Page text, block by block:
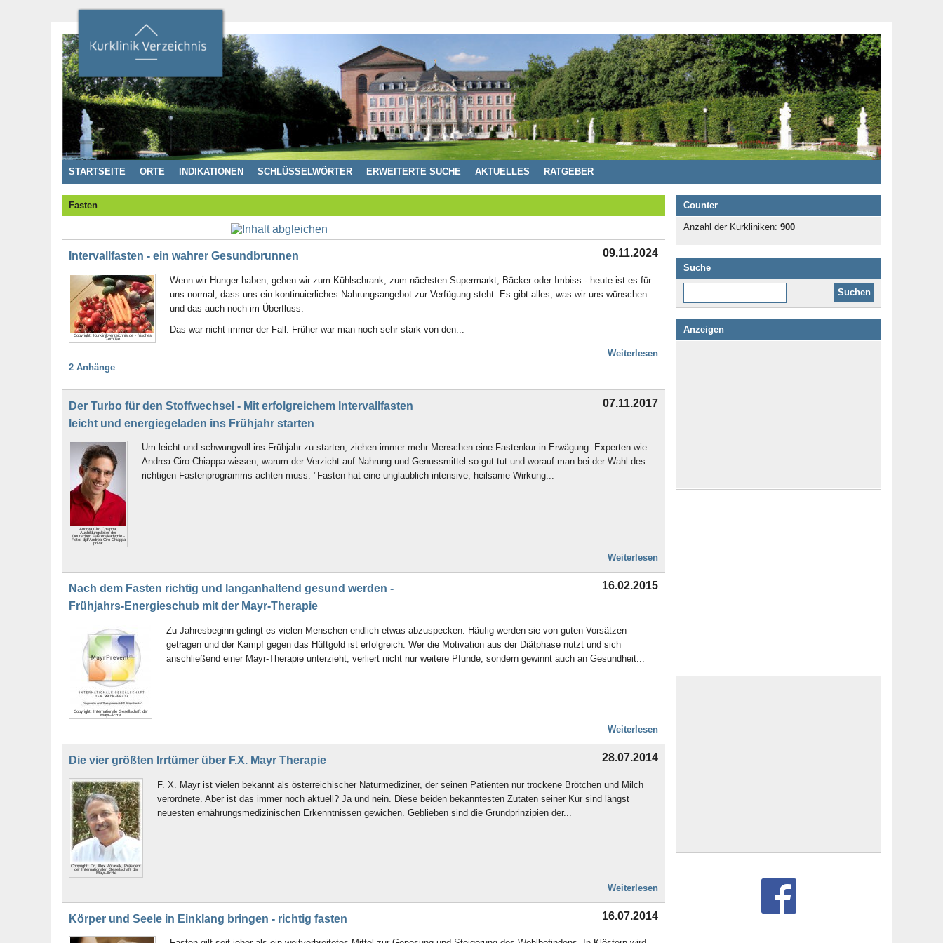
STARTSEITE ORTE INDIKATIONEN SCHLÜSSELWÖRTER ERWEITERTE SUCHE AKTUELLES RATGEBER
Fasten
Intervallfasten - ein wahrer Gesundbrunnen 09.11.2024
Copyright: Kurklinikverzeichnis.de - frisches
Gemüse
Wenn wir Hunger haben, gehen wir zum Kühlschrank, zum nächsten Supermarkt, Bäcker oder Imbiss - heute ist es für
uns normal, dass uns ein kontinuierliches Nahrungsangebot zur Verfügung steht. Es gibt alles, was wir uns wünschen
und das auch noch im Überfluss.
Das war nicht immer der Fall. Früher war man noch sehr stark von den...
Weiterlesen
2 Anhänge
Der Turbo für den Stoffwechsel - Mit erfolgreichem Intervallfasten
leicht und energiegeladen ins Frühjahr starten
07.11.2017
Andrea Ciro Chiappa,
Ausbildungsleiter der
Deutschen Fastenakademie -
Foto: djd/Andrea Ciro Chiappa
privat
Um leicht und schwungvoll ins Frühjahr zu starten, ziehen immer mehr Menschen eine Fastenkur in Erwägung. Experten wie
Andrea Ciro Chiappa wissen, warum der Verzicht auf Nahrung und Genussmittel so gut tut und worauf man bei der Wahl des
richtigen Fastenprogramms achten muss. "Fasten hat eine unglaublich intensive, heilsame Wirkung...
Weiterlesen
Nach dem Fasten richtig und langanhaltend gesund werden -
Frühjahrs-Energieschub mit der Mayr-Therapie
16.02.2015
Copyright: Internationale Gesellschaft der
Mayr-Ärzte
Zu Jahresbeginn gelingt es vielen Menschen endlich etwas abzuspecken. Häufig werden sie von guten Vorsätzen
getragen und der Kampf gegen das Hüftgold ist erfolgreich. Wer die Motivation aus der Diätphase nutzt und sich
anschließend einer Mayr-Therapie unterzieht, verliert nicht nur weitere Pfunde, sondern gewinnt auch an Gesundheit...
Weiterlesen
Die vier größten Irrtümer über F.X. Mayr Therapie 28.07.2014
Copyright: Dr. Alex Witasek, Präsident
der Internationalen Gesellschaft der
Mayr-Ärzte
F. X. Mayr ist vielen bekannt als österreichischer Naturmediziner, der seinen Patienten nur trockene Brötchen und Milch
verordnete. Aber ist das immer noch aktuell? Ja und nein. Diese beiden bekanntesten Zutaten seiner Kur sind längst
neuesten ernährungsmedizinischen Erkenntnissen gewichen. Geblieben sind die Grundprinzipien der...
Weiterlesen
Körper und Seele in Einklang bringen - richtig fasten 16.07.2014
Counter
Anzahl der Kurkliniken: 900
Suche
Anzeigen